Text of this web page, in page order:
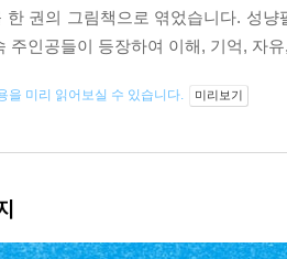
한 권의 그림책으로 엮었습니다. 성
주인공들이 등장하여 이해, 기억, 자
을 미리 읽어보실 수 있습니다. 미리보기